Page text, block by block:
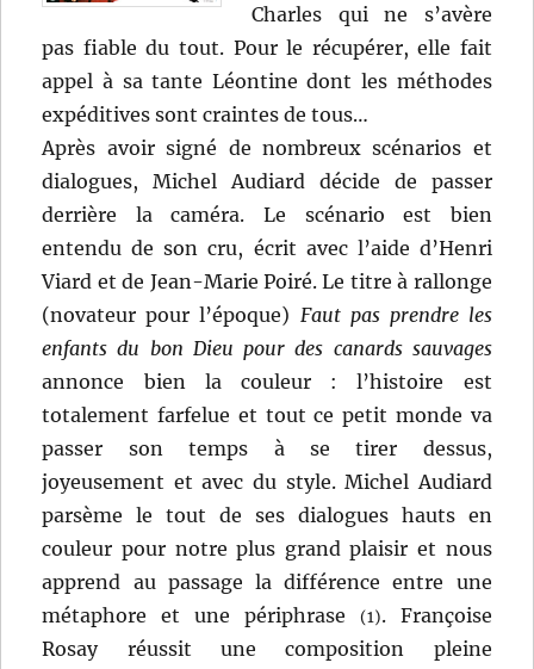
Charles qui ne s’avère
pas fiable du tout. Pour le récupérer, elle fait
appel à sa tante Léontine dont les méthodes
expéditives sont craintes de tous…
Après avoir signé de nombreux scénarios et
dialogues, Michel Audiard décide de passer
derrière la caméra. Le scénario est bien
entendu de son cru, écrit avec l’aide d’Henri
Viard et de Jean-Marie Poiré. Le titre à rallonge
(novateur pour l’époque) Faut pas prendre les
enfants du bon Dieu pour des canards sauvages
annonce bien la couleur : l’histoire est
totalement farfelue et tout ce petit monde va
passer son temps à se tirer dessus,
joyeusement et avec du style. Michel Audiard
parsème le tout de ses dialogues hauts en
couleur pour notre plus grand plaisir et nous
apprend au passage la différence entre une
métaphore et une périphrase
(1). Françoise
Rosay réussit une composition pleine